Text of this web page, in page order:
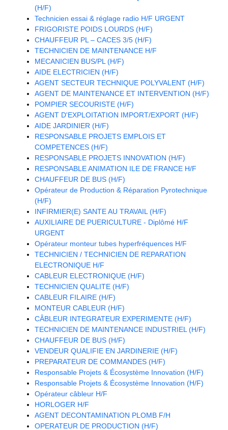
(H/F)
Technicien essai & réglage radio H/F URGENT
FRIGORISTE POIDS LOURDS (H/F)
CHAUFFEUR PL – CACES 3/5 (H/F)
TECHNICIEN DE MAINTENANCE H/F
MECANICIEN BUS/PL (H/F)
AIDE ELECTRICIEN (H/F)
AGENT SECTEUR TECHNIQUE POLYVALENT (H/F)
AGENT DE MAINTENANCE ET INTERVENTION (H/F)
POMPIER SECOURISTE (H/F)
AGENT D'EXPLOITATION IMPORT/EXPORT (H/F)
AIDE JARDINIER (H/F)
RESPONSABLE PROJETS EMPLOIS ET
COMPETENCES (H/F)
RESPONSABLE PROJETS INNOVATION (H/F)
RESPONSABLE ANIMATION ILE DE FRANCE H/F
CHAUFFEUR DE BUS (H/F)
Opérateur de Production & Réparation Pyrotechnique
(H/F)
INFIRMIER(E) SANTE AU TRAVAIL (H/F)
AUXILIAIRE DE PUERICULTURE - Diplômé H/F
URGENT
Opérateur monteur tubes hyperfréquences H/F
TECHNICIEN / TECHNICIEN DE REPARATION
ELECTRONIQUE H/F
CABLEUR ELECTRONIQUE (H/F)
TECHNICIEN QUALITE (H/F)
CABLEUR FILAIRE (H/F)
MONTEUR CABLEUR (H/F)
CÂBLEUR INTEGRATEUR EXPERIMENTE (H/F)
TECHNICIEN DE MAINTENANCE INDUSTRIEL (H/F)
CHAUFFEUR DE BUS (H/F)
VENDEUR QUALIFIE EN JARDINERIE (H/F)
PREPARATEUR DE COMMANDES (H/F)
Responsable Projets & Écosystème Innovation (H/F)
Responsable Projets & Écosystème Innovation (H/F)
Opérateur câbleur H/F
HORLOGER H/F
AGENT DECONTAMINATION PLOMB F/H
OPERATEUR DE PRODUCTION (H/F)